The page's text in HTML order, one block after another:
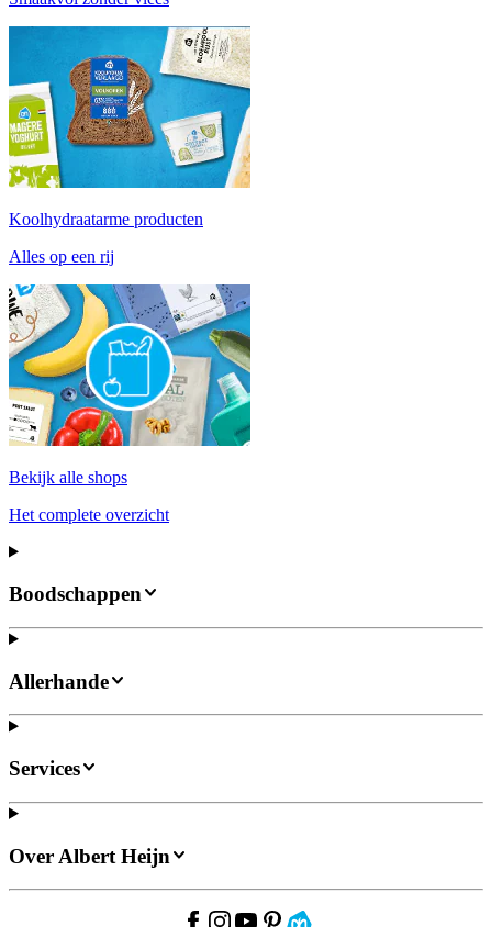
Koolhydraatarme producten
Alles op een rij
Bekijk alle shops
Het complete overzicht
Boodschappen
Allerhande
Services
Over Albert Heijn